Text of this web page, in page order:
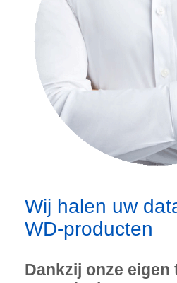
Wij halen uw
WD-producten
Dankzij onze eigen